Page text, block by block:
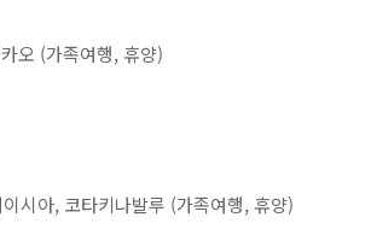
오 (가족여행, 휴양)
시아, 코타키나발루 (가족여행, 휴양)